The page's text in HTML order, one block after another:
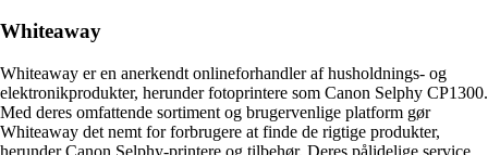
Whiteaway
Whiteaway er en anerkendt onlineforhandler af husholdnings- og
elektronikprodukter, herunder fotoprintere som Canon Selphy CP1300.
Med deres omfattende sortiment og brugervenlige platform gør
Whiteaway det nemt for forbrugere at finde de rigtige produkter,
herunder Canon Selphy-printere og tilbehør. Deres pålidelige service